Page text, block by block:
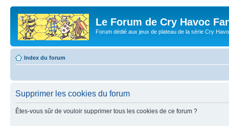
Le Forum de Cry Havoc
Forum dédié aux jeux de plateau de la série Cry
Index du forum
Supprimer les cookies du forum
Êtes-vous sûr de vouloir supprimer tous les cookies de ce forum ?